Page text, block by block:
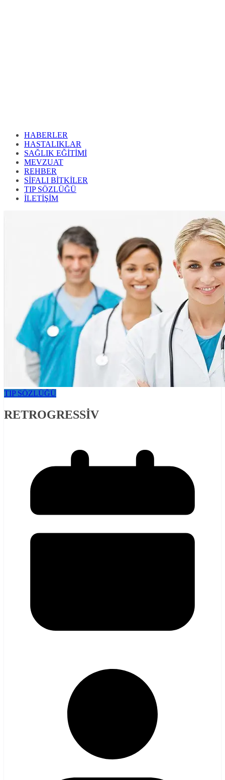
HABERLER
HASTALIKLAR
SAĞLIK EĞİTİMİ
MEVZUAT
REHBER
SİFALI BİTKİLER
TIP SÖZLÜĞÜ
İLETİŞİM
TIP SÖZLÜĞÜ
RETROGRESSİV